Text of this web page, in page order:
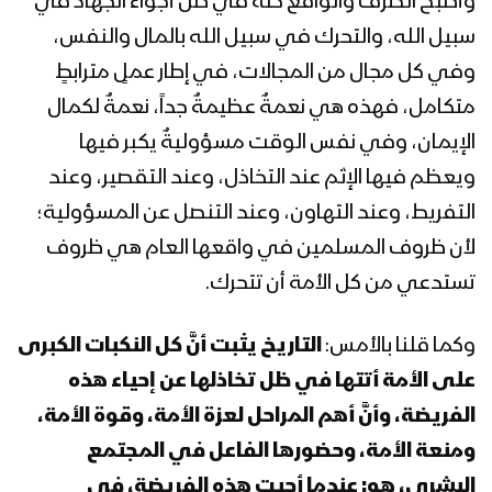
المحاضرة الرمضانية الثالثة والعشرون للسيد
عبدالملك بدرالدين الحوثي 25 رمضان
1442هـ
المحاضرة الرمضانية الثانية والعشرون للسيد
عبد الملك بدر الدين الحوثي 23 رمضان
1442هـ
رمضان 1442هـ
المحاضرة الرمضانية العشرون للسيد
1442هـ
سبيل الله، والتحرك في سبيل الله بالمال والنفس،
وفي كل مجال من المجالات، في إطار عملٍ مترابطٍ
متكامل، فهذه هي نعمةٌ عظيمةٌ جداً، نعمةٌ لكمال
الإيمان، وفي نفس الوقت مسؤوليةٌ يكبر فيها
ويعظم فيها الإثم عند التخاذل، وعند التقصير، وعند
التفريط، وعند التهاون، وعند التنصل عن المسؤولية؛
لأن ظروف المسلمين في واقعها العام هي ظروف
تستدعي من كل الأمة أن تتحرك.
وكما قلنا بالأمس: التاريخ يثبت أنَّ كل النكبات الكبرى
على الأمة أتتها في ظل تخاذلها عن إحياء هذه
الفريضة، وأنَّ أهم المراحل لعزة الأمة، وقوة الأمة،
ومنعة الأمة، وحضورها الفاعل في المجتمع
البشري، هو: عندما أحيت هذه الفريضة، في